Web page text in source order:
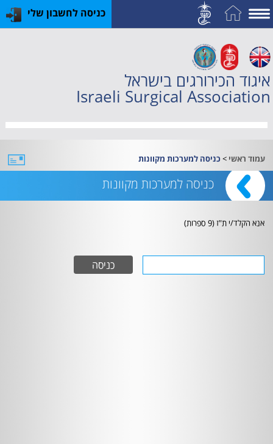
כניסה לחשבון שלי
איגוד הכירורגים בישראל
Israeli Surgical Association
על
האיגוד
חברות
וחוגים
תחום
האקדמיה
לכירורגיה
קורסים
פעילות
עמוד ראשי > כניסה למערכות מקוונות
כניסה למערכות מקוונות
אנא הקלד/י ת"ז (9 ספרות)